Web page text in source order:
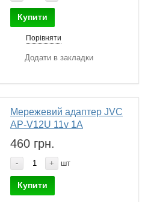
Купити
Порівняти
Додати в закладки
Мережевий адаптер JVC
AP-V12U 11v 1А
460 грн.
- + шт
Купити